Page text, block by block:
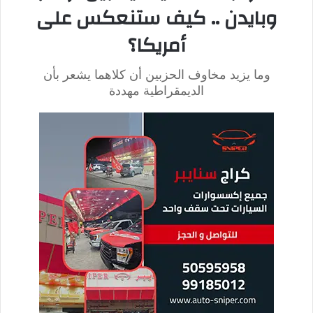
استلمت العديد من المناصب، أحدها وزيرة التجارة، والتي أدت
دوراً كبيراً فيها من خلال المفاوضات التجارية التي قامت، إثر
تخلي بريطانيا عن الاتحاد الأوروبي.
وعود ليز تراس لناخبيها
التوقف عن إصدار أوامر بشأن ضرائب جديدة، مع إلغاء الزيادة
الضريبة للشركات.
إيقاف فواتير الطاقة، أو ما يسمى بالضريبة الخضراء.
التعهد بدفع ربع الإنتاج البريطاني إلى وزارة الدفاع حتى بلوغ
نبذة عن حياة ريشي سوناك المرشح
لمنصب رئيس للوزراء
ولد في عام 1980 ضمن مدينة “ساوثهامبتون” عن عمر يناهز